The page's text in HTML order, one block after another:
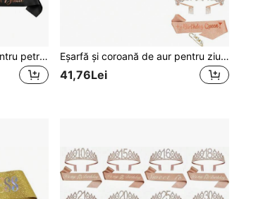
Set de eșarfe elegante pentru petrecere de pre-nuntă cu folie roz auriu, schemă de culori alb-negru, perfect pentru mireasă, domnișoare de onoare și mama miresei, cel mai bun cadou de nuntă pentru mireasă Eșarfă și coroană de aur pentru ziua de naștere, pentru femei, coroană de ziua de naștere, diademe de cristal pentru femei adulte, coroane de prințesă, decorațiuni de ziua de naștere
41,76Lei